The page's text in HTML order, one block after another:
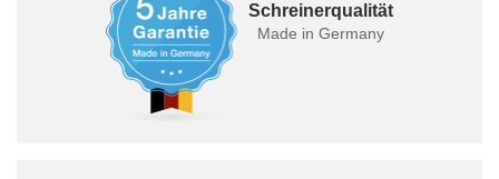
Schreinerqualität
Made in Germany